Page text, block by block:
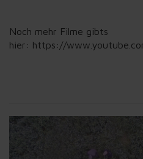
Noch mehr Filme gibts
hier: https://